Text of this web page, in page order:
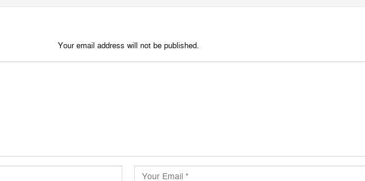
Your email address will not be published.